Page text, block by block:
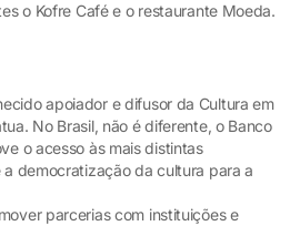
o Kofre Café e o restaurante Moeda.
apoiador e difusor da Cultura em
No Brasil, não é diferente, o Banco
o acesso às mais distintas
democratização da cultura para a
parcerias com instituições e